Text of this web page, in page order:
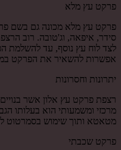
פרקט עץ מלא
פרקט עץ מלא מכונה גם בשם
לצד לוח עץ נוסף, עד להשלמת
אפשרות להשאיר את הפרקט
יתרונות וחסרונות
רצפת פרקט עץ אלון אשר
מרכזי ומשמעותי הוא בעלותו
מטאטא ותוך שימוש בסמרטוט
פרקט שכבתי